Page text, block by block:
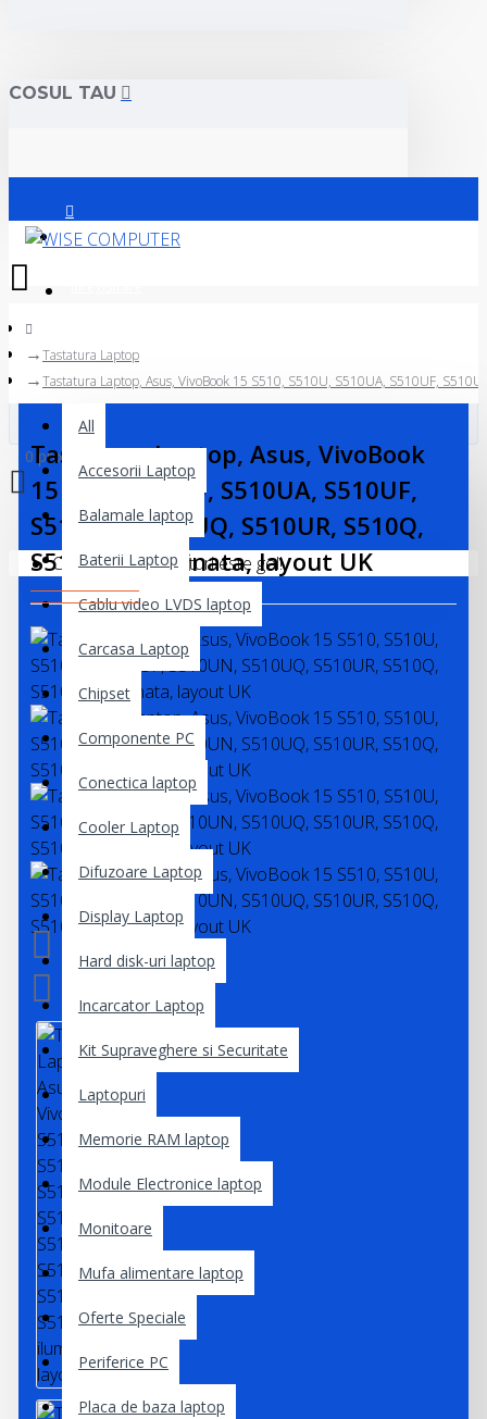
COSUL TAU
Logare
All
All
Accesorii Laptop
Balamale laptop
Baterii Laptop
Cablu video LVDS laptop
Carcasa Laptop
Chipset
Componente PC
Conectica laptop
Cooler Laptop
Difuzoare Laptop
Display Laptop
Hard disk-uri laptop
Incarcator Laptop
Kit Supraveghere si Securitate
Laptopuri
Memorie RAM laptop
Module Electronice laptop
Monitoare
Mufa alimentare laptop
Oferte Speciale
Periferice PC
Placa de baza laptop
0 produs(e) - 0,00 lei
Coșul de cumpărături este gol!
Tastatura Laptop
Tastatura Laptop, Asus, VivoBook 15 S510, S510U, S510UA, S510UF,
Tastatura Laptop, Asus, VivoBook
15 S510, S510U, S510UA, S510UF,
S510UN, S510UQ, S510UR, S510Q,
S510QA, iluminata, layout UK